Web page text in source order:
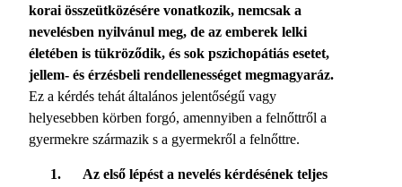
korai összeütközésére vonatkozik, nemcsak a
nevelésben nyilvánul meg, de az emberek lelki
életében is tükröződik, és sok pszichopátiás esetet,
jellem- és érzésbeli rendellenességet megmagyaráz.
Ez a kérdés tehát általános jelentőségű vagy
helyesebben körben forgó, amennyiben a felnőttről a
gyermekre származik s a gyermekről a felnőttre.
1.
Az első lépést a nevelés kérdésének teljes